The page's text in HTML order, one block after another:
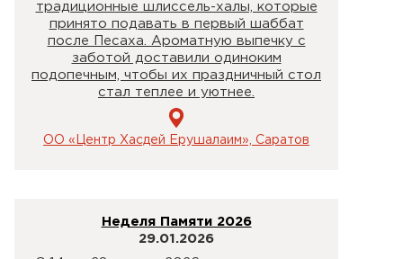
традиционные шлиссель-халы, которые
принято подавать в первый шаббат
после Песаха. Ароматную выпечку с
заботой доставили одиноким
подопечным, чтобы их праздничный стол
стал теплее и уютнее.
ОО «Центр Хасдей Ерушалаим», Саратов
Неделя Памяти 2026
29.01.2026